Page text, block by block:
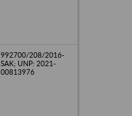
992700/208/2016-
SAK; UNP: 2021-
00813976